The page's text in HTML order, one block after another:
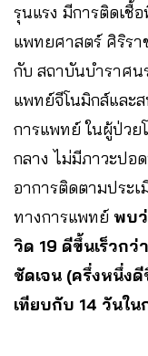
รุนแรง มีการติดเชื้
แพทยศาสตร์ ศิริร
กับ สถาบันบำราศน
แพทย์จีโนมิกส์และ
การแพทย์ ในผู้ป่วย
กลาง ไม่มีภาวะปอ
อาการติดตามประเ
ทางการแพทย์ พบ
วิด 19 ดีขึ้นเร็วกว่
ชัดเจน (ครึ่งหนึ่งดี
เทียบกับ 14 วันใน